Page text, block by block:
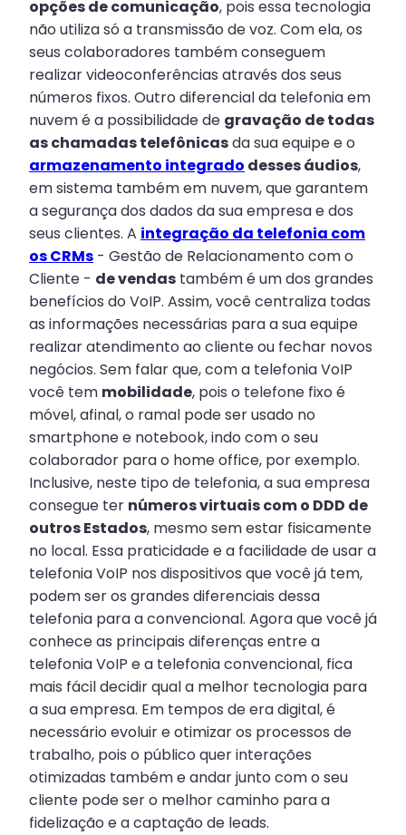
opções de comunicação, pois essa tecnologia
não utiliza só a transmissão de voz. Com ela, os
seus colaboradores também conseguem
realizar videoconferências através dos seus
números fixos. Outro diferencial da telefonia em
nuvem é a possibilidade de gravação de todas
as chamadas telefônicasda sua equipe e o
armazenamento integrado desses áudios,
em sistema também em nuvem, que garantem
a segurança dos dados da sua empresa e dos
seus clientes. A integração da telefonia com
os CRMs - Gestão de Relacionamento com o
Cliente - de vendas também é um dos grandes
benefícios do VoIP. Assim, você centraliza todas
as informações necessárias para a sua equipe
realizar atendimento ao cliente ou fechar novos
negócios. Sem falar que, com a telefonia VoIP
você tem mobilidade, pois o telefone fixo é
móvel, afinal, o ramal pode ser usado no
smartphone e notebook, indo com o seu
colaborador para o home office, por exemplo.
Inclusive, neste tipo de telefonia, a sua empresa
consegue ter números virtuais com o DDD de
outros Estados, mesmo sem estar fisicamente
no local. Essa praticidade e a facilidade de usar a
telefonia VoIP nos dispositivos que você já tem,
podem ser os grandes diferenciais dessa
telefonia para a convencional. Agora que você já
conhece as principais diferenças entre a
telefonia VoIP e a telefonia convencional, fica
mais fácil decidir qual a melhor tecnologia para
a sua empresa. Em tempos de era digital, é
necessário evoluir e otimizar os processos de
trabalho, pois o público quer interações
otimizadas também e andar junto com o seu
cliente pode ser o melhor caminho para a
fidelização e a captação de leads.